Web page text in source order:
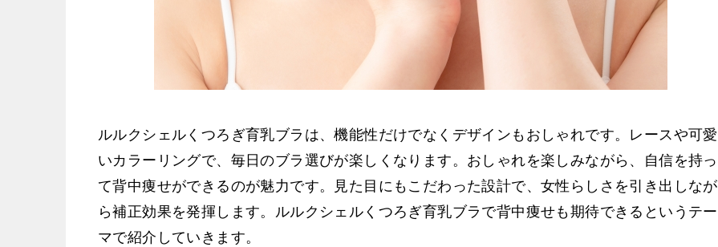
ルルクシェルくつろぎ育乳ブラは、機能性だけでなくデザインもおしゃれです。レースや可愛
いカラーリングで、毎日のブラ選びが楽しくなります。おしゃれを楽しみながら、自信を持っ
て背中痩せができるのが魅力です。見た目にもこだわった設計で、女性らしさを引き出しなが
ら補正効果を発揮します。ルルクシェルくつろぎ育乳ブラで背中痩せも期待できるというテー
マで紹介していきます。